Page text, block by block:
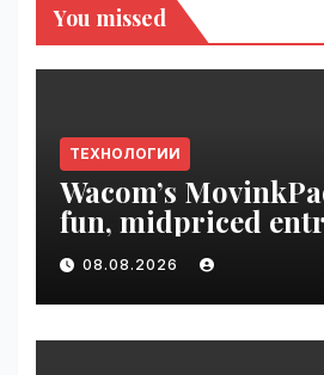
You missed
ТЕХНОЛОГИИ
Wacom’s
fun, midpriced
digital artists |
08.08.2026